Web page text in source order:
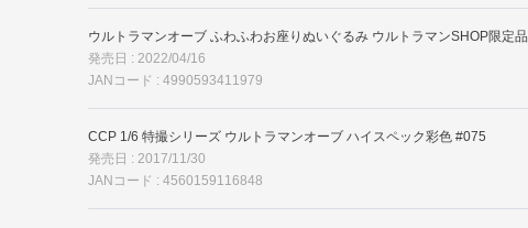
ウルトラマンオーブ ふわふわお座りぬいぐるみ ウルトラマンSHOP限定品
発売日 : 2022/04/16
JANコード : 4990593411979
CCP 1/6 特撮シリーズ ウルトラマンオーブ ハイスペック彩色 #075
発売日 : 2017/11/30
JANコード : 4560159116848